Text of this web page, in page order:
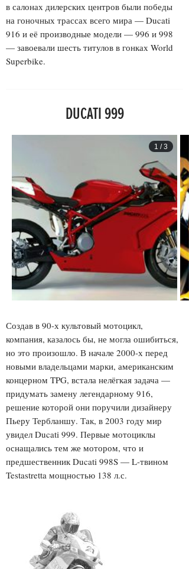
в салонах дилерских центров были победы
на гоночных трассах всего мира — Ducati
916 и её производные модели — 996 и 998
— завоевали шесть титулов в гонках World
Superbike.
DUCATI 999
1 /3
Создав в 90-х культовый мотоцикл,
компания, казалось бы, не могла ошибиться,
но это произошло. В начале 2000-х перед
новыми владельцами марки, американским
концерном TPG, встала нелёгкая задача —
придумать замену легендарному 916,
решение которой они поручили дизайнеру
Пьеру Тербланшу. Так, в 2003 году мир
увидел Ducati 999. Первые мотоциклы
оснащались тем же мотором, что и
предшественник Ducati 998S — L-твином
Testastretta мощностью 138 л.с.